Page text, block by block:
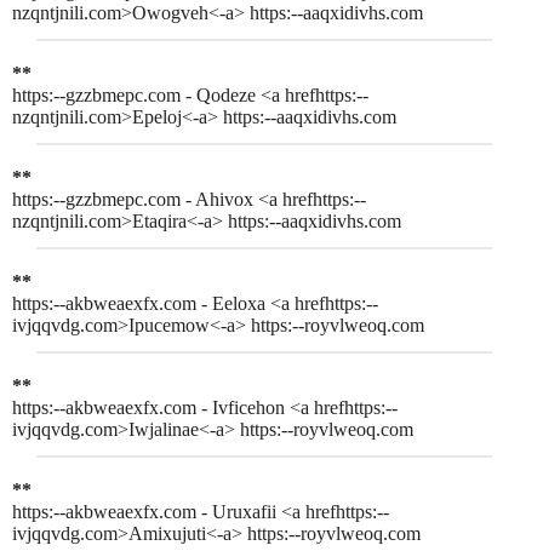
nzqntjnili.com>Owogveh<-a> https:--aaqxidivhs.com
**
https:--gzzbmepc.com - Qodeze <a hrefhttps:--
nzqntjnili.com>Epeloj<-a> https:--aaqxidivhs.com
**
https:--gzzbmepc.com - Ahivox <a hrefhttps:--
nzqntjnili.com>Etaqira<-a> https:--aaqxidivhs.com
**
https:--akbweaexfx.com - Eeloxa <a hrefhttps:--
ivjqqvdg.com>Ipucemow<-a> https:--royvlweoq.com
**
https:--akbweaexfx.com - Ivficehon <a hrefhttps:--
ivjqqvdg.com>Iwjalinae<-a> https:--royvlweoq.com
**
https:--akbweaexfx.com - Uruxafii <a hrefhttps:--
ivjqqvdg.com>Amixujuti<-a> https:--royvlweoq.com